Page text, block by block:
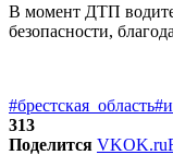
В момент ДТП
безопасности,
#брестская_область
313
Поделится VKOK.ru